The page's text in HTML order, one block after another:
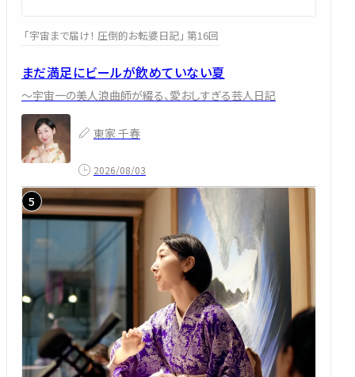
「宇宙まで届け！ 圧倒的お転婆日記」 第16回
まだ満足にビールが飲めていない夏
～宇宙一の美人浪曲師が綴る、愛おしすぎる芸人日記
東家 千春
2026/08/03